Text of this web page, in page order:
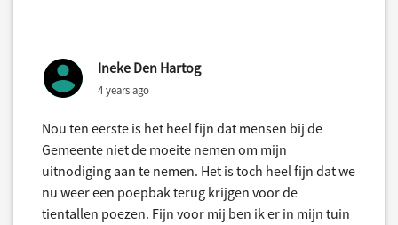
Ineke Den Hartog
4 years ago
Nou ten eerste is het heel fijn dat mensen bij de
Gemeente niet de moeite nemen om mijn
uitnodiging aan te nemen. Het is toch heel fijn dat we
nu weer een poepbak terug krijgen voor de
tientallen poezen. Fijn voor mij ben ik er in mijn tuin